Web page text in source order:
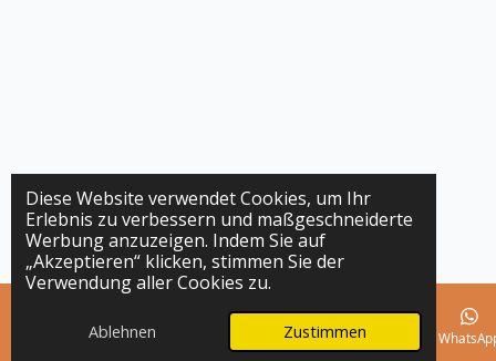
Diese Website verwendet Cookies, um Ihr
Erlebnis zu verbessern und maßgeschneiderte
Werbung anzuzeigen. Indem Sie auf
„Akzeptieren“ klicken, stimmen Sie der
Verwendung aller Cookies zu.
Ablehnen Zustimmen
Telefon Instagram